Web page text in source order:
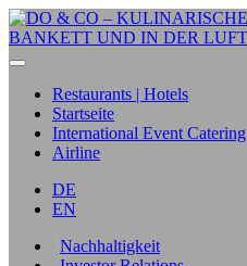
Restaurants | Hotels
Startseite
International Event Catering
Airline
DE
EN
Nachhaltigkeit